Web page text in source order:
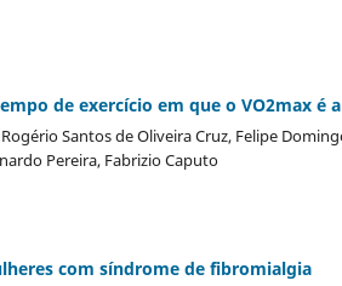
de exercício em que o VO2max é
Santos de Oliveira Cruz, Felipe
Pereira, Fabrizio Caputo
com síndrome de fibromialgia